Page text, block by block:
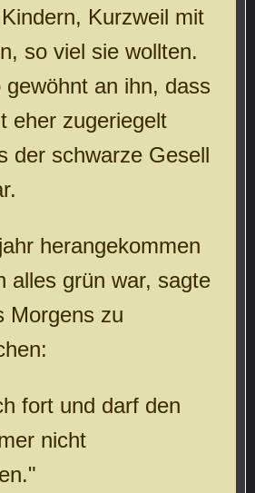
Kurzweil mit
so viel sie wollten.
an ihn, dass
eher zugeriegelt
der schwarze Gesell
herangekommen
alles grün war, sagte
Morgens zu
fort und darf den
nicht